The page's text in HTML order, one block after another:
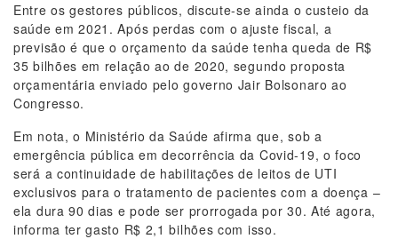
Entre os gestores públicos, discute-se ainda o custeio da
saúde em 2021. Após perdas com o ajuste fiscal, a
previsão é que o orçamento da saúde tenha queda de R$
35 bilhões em relação ao de 2020, segundo proposta
orçamentária enviado pelo governo Jair Bolsonaro ao
Congresso.
Em nota, o Ministério da Saúde afirma que, sob a
emergência pública em decorrência da Covid-19, o foco
será a continuidade de habilitações de leitos de UTI
exclusivos para o tratamento de pacientes com a doença –
ela dura 90 dias e pode ser prorrogada por 30. Até agora,
informa ter gasto R$ 2,1 bilhões com isso.